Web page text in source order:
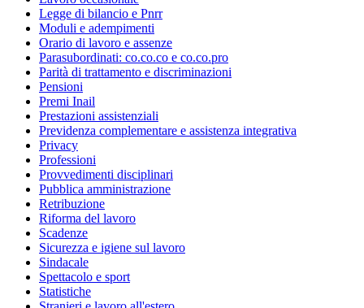
Legge di bilancio e Pnrr
Moduli e adempimenti
Orario di lavoro e assenze
Parasubordinati: co.co.co e co.co.pro
Parità di trattamento e discriminazioni
Pensioni
Premi Inail
Prestazioni assistenziali
Previdenza complementare e assistenza integrativa
Privacy
Professioni
Provvedimenti disciplinari
Pubblica amministrazione
Retribuzione
Riforma del lavoro
Scadenze
Sicurezza e igiene sul lavoro
Sindacale
Spettacolo e sport
Statistiche